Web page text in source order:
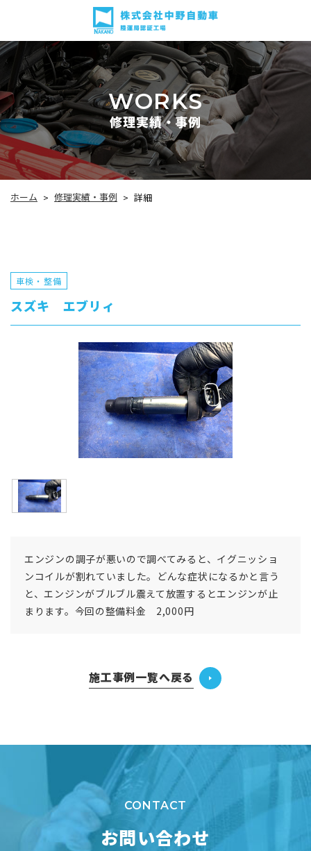
WORKS
修理実績・事例
ホーム > 修理実績・事例 > 詳細
車検・整備
スズキ エブリィ
エンジンの調子が悪いので調べてみると、イグニッショ
ンコイルが割れていました。どんな症状になるかと言う
と、エンジンがブルブル震えて放置するとエンジンが止
まります。今回の整備料金 2,000円
施工事例一覧へ戻る
CONTACT
お問い合わせ